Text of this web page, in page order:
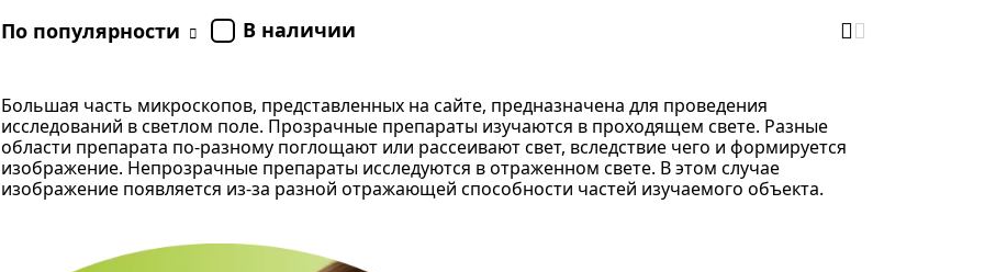
По популярности В наличии
Большая часть микроскопов, представленных на сайте, предназначена для проведения
исследований в светлом поле. Прозрачные препараты изучаются в проходящем свете. Разные
области препарата по-разному поглощают или рассеивают свет, вследствие чего и формируется
изображение. Непрозрачные препараты исследуются в отраженном свете. В этом случае
изображение появляется из-за разной отражающей способности частей изучаемого объекта.